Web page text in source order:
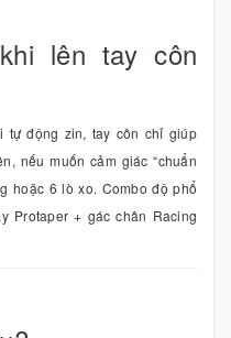
lên tay côn
tự động zin, tay côn chỉ giúp
nếu muốn cảm giác “chuẩn
hoặc 6 lò xo. Combo độ phổ
Protaper + gác chân Racing